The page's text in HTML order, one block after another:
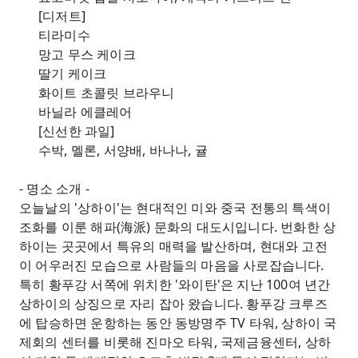
[디저트]
티라미수
망고 무스 케이크
딸기 케이크
화이트 초콜릿 브라우니
바닐라 에클레어
[신선한 과일]
수박, 멜론, 서양배, 바나나, 귤
- 명소 소개 -
오늘날의 '상하이'는 현대적인 미와 중국 전통의 특색이
조화를 이룬 해파(海派) 문화의 대도시입니다. 번화한 상
하이는 곳곳에서 특유의 매력을 발산하며, 현대와 고전
이 어우러진 모습으로 사람들의 마음을 사로잡습니다.
특히 황푸강 서쪽에 위치한 '와이탄'은 지난 100여 년간
상하이의 상징으로 자리 잡아 왔습니다. 황푸강 크루즈
에 탑승하면 운항하는 동안 동방명주 TV 타워, 상하이 국
제회의 센터를 비롯해 진마오 타워, 국제금융센터, 상하